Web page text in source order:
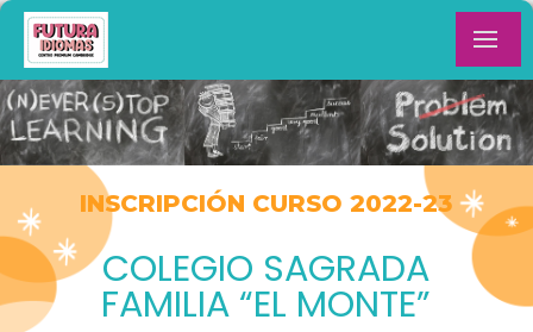
INSCRIPCIÓN CURSO 2022-23
COLEGIO SAGRADA
FAMILIA “EL MONTE”